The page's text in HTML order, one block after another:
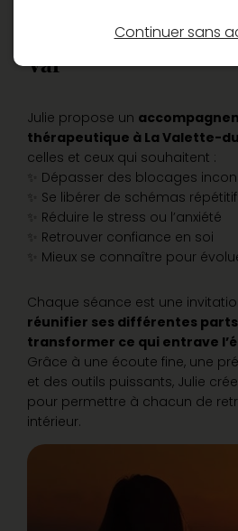
thérapeutique à La
Var
Julie propose un
thérapeutique à La Valette-
celles et ceux qui souhaitent :
✨ Dépasser des blocages
✨ Se libérer de schémas
✨ Réduire le stress ou l’anxiété
✨ Retrouver confiance en soi
✨ Mieux se connaître pour
Chaque séance est une
réunifier ses différentes
transformer ce qui entrave
Grâce à une écoute fine, une
et des outils puissants, Julie
pour permettre à chacun de
intérieur.
Continuer sans